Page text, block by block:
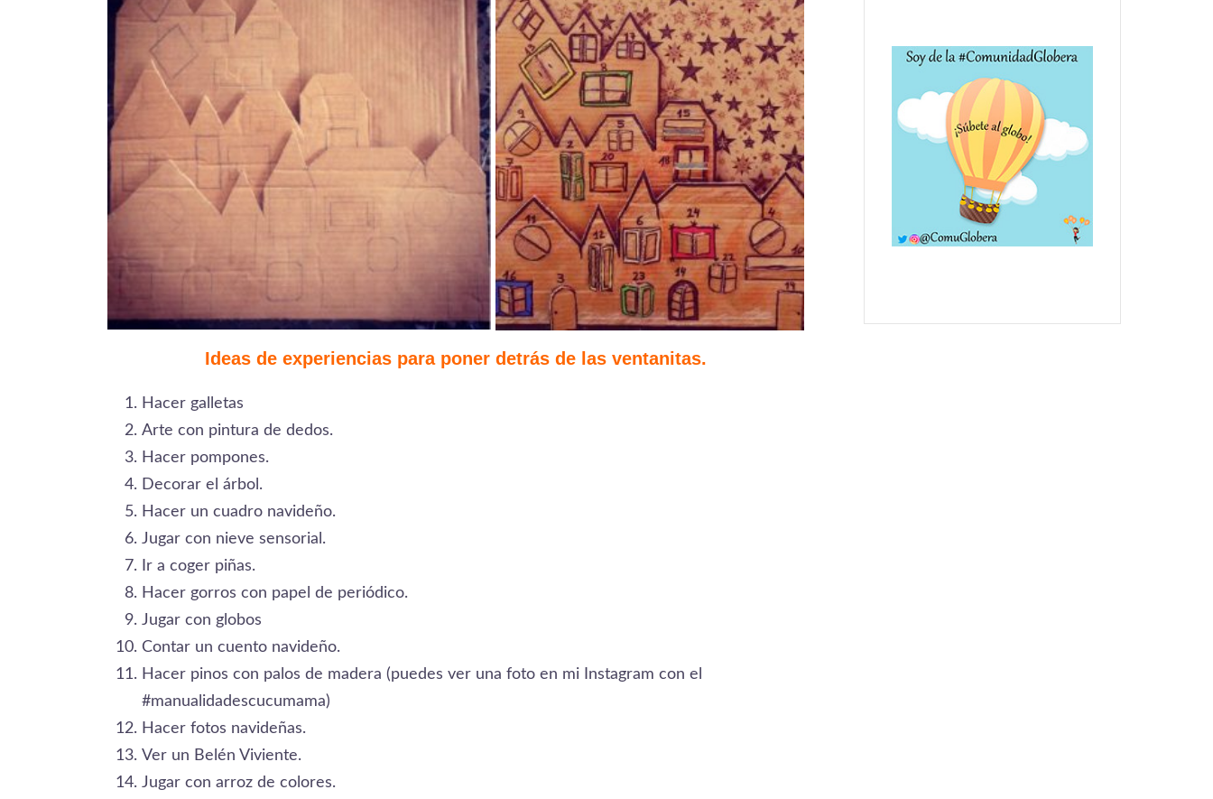
Ideas de experiencias para poner detrás de las ventanitas.
Hacer galletas
Arte con pintura de dedos.
Hacer pompones.
Decorar el árbol.
Hacer un cuadro navideño.
Jugar con nieve sensorial.
Ir a coger piñas.
Hacer gorros con papel de periódico.
Jugar con globos
Contar un cuento navideño.
Hacer pinos con palos de madera (puedes ver una foto en mi Instagram con el
#manualidadescucumama)
Hacer fotos navideñas.
Ver un Belén Viviente.
Jugar con arroz de colores.